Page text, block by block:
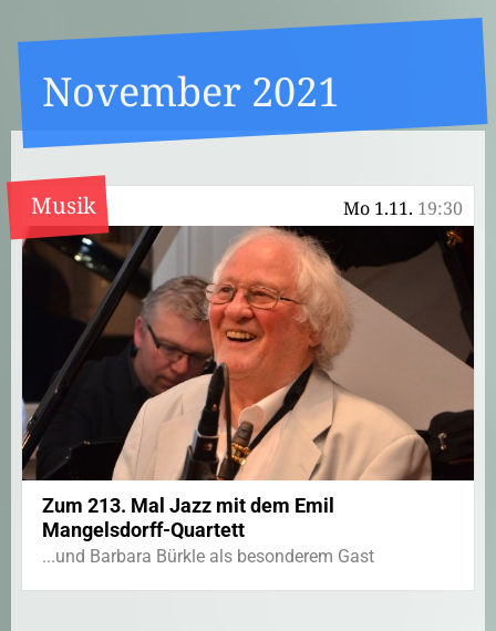
November 2021
Mo 1.11. 19:30
Musik
Zum 213. Mal Jazz mit dem Emil
Mangelsdorff-Quartett
...und Barbara Bürkle als besonderem Gast